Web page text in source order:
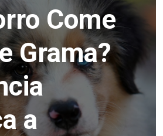
Come
Grama?
a